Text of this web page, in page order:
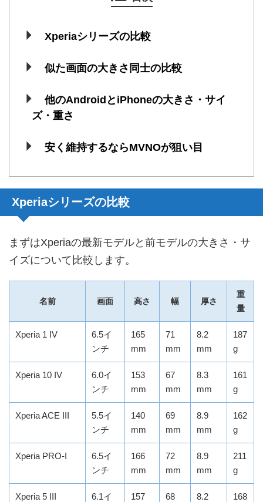
Xperiaシリーズの比較
似た画面の大きさ同士の比較
他のAndroidとiPhoneの大きさ・サイ
ズ・重さ
安く維持するならMVNOが狙い目
Xperiaシリーズの比較
まずはXperiaの最新モデルと前モデルの大きさ・サ
イズについて比較します。
名前 画面 高さ 幅 厚さ
重
量
Xperia 1 IV
6.5イ
ンチ
165
mm
71
mm
8.2
mm
187
g
Xperia 10 IV
6.0イ
ンチ
153
mm
67
mm
8.3
mm
161
g
Xperia ACE III
5.5イ
ンチ
140
mm
69
mm
8.9
mm
162
g
Xperia PRO-I
6.5イ
ンチ
166
mm
72
mm
8.9
mm
211
g
Xperia 5 III
6.1イ
157
68
8.2
168